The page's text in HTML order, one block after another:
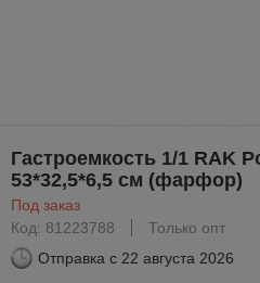
Гастроемкость 1/1 RAK
53*32,5*6,5 см (фарфор)
Под заказ
Код: 81223788
Только опт
Отправка с 22 августа 2026